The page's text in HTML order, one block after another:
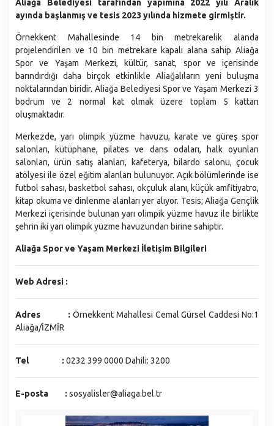
Kardeş Şehirler
Stratejik Planlar
Faaliyet Raporları
Performans Programları
Belediye Bütçesi
İç Kontrol Uyum Eylem Planı
Yönetmelikler
Belediye Birimleri
Başkan Yardımcılıkları
Afet İşleri ve Risk Yönetimi Müdürlüğü
Araştırma ve Geliştirme Müdürlüğü
Basın Yayın ve Halkla İlişkiler Müdürlüğü
Bilgi İşlem Müdürlüğü
Destek Hizmetler Müdürlüğü
Emlak ve İstimlak Müdürlüğü
Gelirler Müdürlüğü
Hukuk İşleri Müdürlüğü
İklim Değişikliği ve Sıfır Atık Müdürlüğü
İmar ve Şehircilik Müdürlüğü
İnsan Kaynakları ve Eğitim Müdürlüğü
İşletme ve İştirakler Müdürlüğü
Gastronomi
İdari ve Sosyal Durum
Coğrafyası
Eğitim
Kültür
Ekonomi
Mahallelerimiz
Aliağa Devlet Hastanesi
Kütüphaneler
Aliağa Spor ve Yaşam Merkezi
Aliağa Gençlik Merkezi
Muhtarlıklarımız
Nikah İşlemleri
Sıfır Atık
Sosyal Market
Çöp Ekspres
Milletin Ekibi
Aliağa Sanat Evi (ASEV)
Aliağa Belediyesi tarafından yapımına 2022 yılı Aralık
ayında başlanmış ve tesis 2023 yılında hizmete girmiştir.
Örnekkent Mahallesinde 14 bin metrekarelik alanda
projelendirilen ve 10 bin metrekare kapalı alana sahip Aliağa
Spor ve Yaşam Merkezi, kültür, sanat, spor ve içerisinde
barındırdığı daha birçok etkinlikle Aliağalıların yeni buluşma
noktalarından biridir. Aliağa Belediyesi Spor ve Yaşam Merkezi 3
bodrum ve 2 normal kat olmak üzere toplam 5 kattan
oluşmaktadır.
Merkezde, yarı olimpik yüzme havuzu, karate ve güreş spor
salonları, kütüphane, pilates ve dans odaları, halk oyunları
salonları, ürün satış alanları, kafeterya, bilardo salonu, çocuk
atölyesi ile özel eğitim alanları bulunuyor. Açık bölümlerinde ise
futbol sahası, basketbol sahası, okçuluk alanı, küçük amfitiyatro,
kitap okuma ve dinlenme alanları yer alıyor. Tesis; Aliağa Gençlik
Merkezi içerisinde bulunan yarı olimpik yüzme havuz ile birlikte
şehrin iki yarı olimpik yüzme havuzundan birine sahiptir.
Aliağa Spor ve Yaşam Merkezi İletişim Bilgileri
Web Adresi :
Adres : Örnekkent Mahallesi Cemal Gürsel Caddesi No:1
Aliağa/İZMİR
Tel : 0232 399 0000 Dahili: 3200
E-posta : sosyalisler@aliaga.bel.tr